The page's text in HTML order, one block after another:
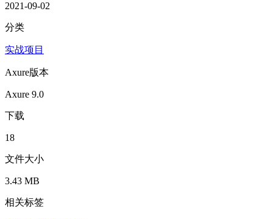
2021-09-02
分类
实战项目
Axure版本
Axure 9.0
下载
18
文件大小
3.43 MB
相关标签